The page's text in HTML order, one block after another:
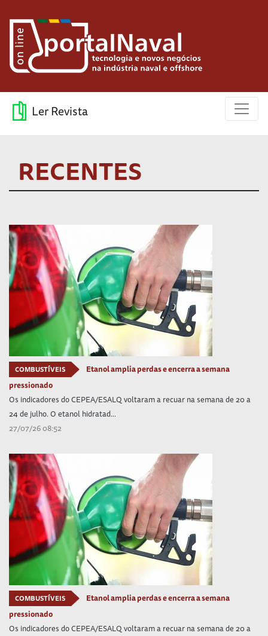
Ler Revista
RECENTES
COMBUSTÍVEIS
Etanol amplia perdas e encerra a semana
pressionado
Os indicadores do CEPEA/ESALQ voltaram a recuar na semana de 20 a
24 de julho. O etanol hidratad...
27/07/26 08:52
COMBUSTÍVEIS
Etanol amplia perdas e encerra a semana
pressionado
Os indicadores do CEPEA/ESALQ voltaram a recuar na semana de 20 a